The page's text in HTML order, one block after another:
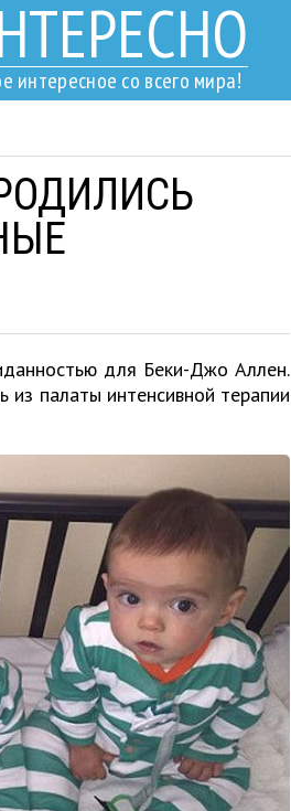
интересное со всего мира!
для Беки-Джо Аллен.
из палаты интенсивной терапии